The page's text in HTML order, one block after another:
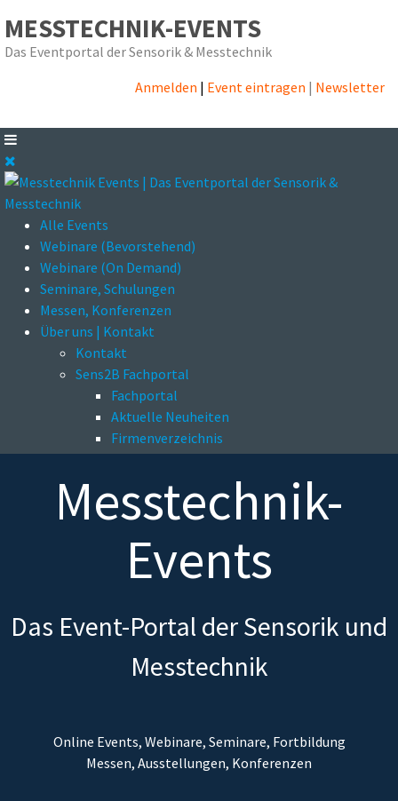
MESSTECHNIK-EVENTS
Das Eventportal der Sensorik & Messtechnik
Anmelden | Event eintragen | Newsletter
Alle Events
Webinare (Bevorstehend)
Webinare (On Demand)
Seminare, Schulungen
Messen, Konferenzen
Über uns | Kontakt
Kontakt
Sens2B Fachportal
Fachportal
Aktuelle Neuheiten
Firmenverzeichnis
Messtechnik-
Events
Das Event-Portal der Sensorik und
Messtechnik
Online Events, Webinare, Seminare, Fortbildung
Messen, Ausstellungen, Konferenzen